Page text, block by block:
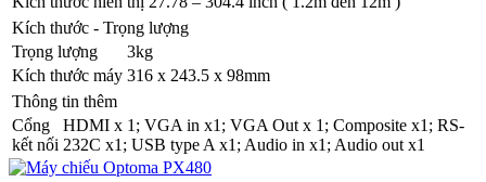
Kích thước - Trọng lượng
Trọng lượng
3kg
Kích thước máy 316 x 243.5 x 98mm
Thông tin thêm
Cổng
kết nối
HDMI x 1; VGA in x1; VGA Out x 1; Composite x1; RS-
232C x1; USB type A x1; Audio in x1; Audio out x1